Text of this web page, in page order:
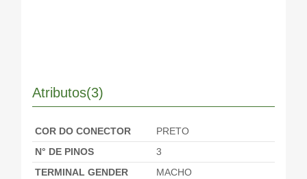
Atributos(3)
COR DO CONECTOR
PRETO
N° DE PINOS
3
TERMINAL GENDER
MACHO